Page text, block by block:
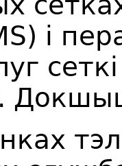
і
Докшы